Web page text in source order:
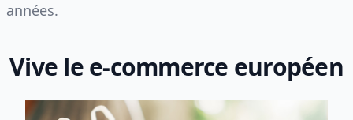
années.
Vive le e-commerce européen